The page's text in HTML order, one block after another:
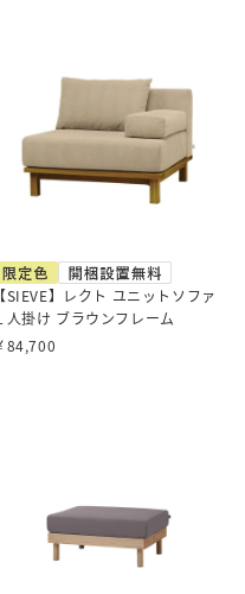
【SIEVE】レクト ユニットソファ
人掛け ブラウンフレーム
84,700